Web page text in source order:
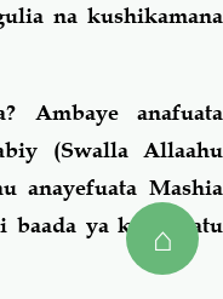
⌂
na kushikamana
Ambaye anafuata
(Swalla Allaahu
anayefuata Mashia
baada ya karne tatu